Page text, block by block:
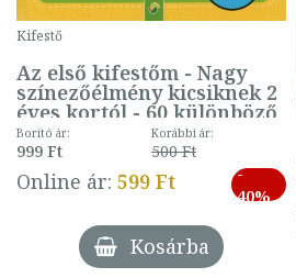
Kifestő
Az első kifestőm - Nagy
színezőélmény kicsiknek 2
éves kortól - 60 különböző
mintával (gombás)
Borító ár:
999 Ft
Korábbi ár:
500 Ft
Online ár: 599 Ft
-
40%
Kosárba